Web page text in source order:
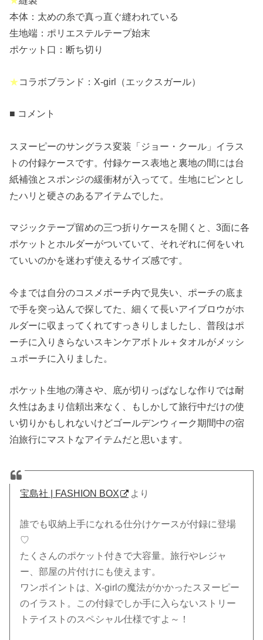
本体：太めの糸で真っ直ぐ縫われている
生地端：ポリエステルテープ始末
ポケット口：断ち切り
★コラボブランド：X-girl（エックスガール）
■ コメント
スヌーピーのサングラス変装「ジョー・クール」イラス
トの付録ケースです。付録ケース表地と裏地の間には台
紙補強とスポンジの緩衝材が入ってて。生地にピンとし
たハリと硬さのあるアイテムでした。
マジックテープ留めの三つ折りケースを開くと、3面に各
ポケットとホルダーがついていて、それぞれに何をいれ
ていいのかを迷わず使えるサイズ感です。
今までは自分のコスメポーチ内で見失い、ポーチの底ま
で手を突っ込んで探してた、細くて長いアイブロウがホ
ルダーに収まってくれてすっきりしましたし、普段はポ
ーチに入りきらないスキンケアボトル＋タオルがメッシ
ュポーチに入りました。
ポケット生地の薄さや、底が切りっぱなしな作りでは耐
久性はあまり信頼出来なく、もしかして旅行中だけの使
い切りかもしれないけどゴールデンウィーク期間中の宿
泊旅行にマストなアイテムだと思います。
宝島社 | FASHION BOX より
誰でも収納上手になれる仕分けケースが付録に登場
♡
たくさんのポケット付きで大容量。旅行やレジャ
ー、部屋の片付けにも使えます。
ワンポイントは、X-girlの魔法がかかったスヌーピー
のイラスト。この付録でしか手に入らないストリー
トテイストのスペシャル仕様ですよ～！